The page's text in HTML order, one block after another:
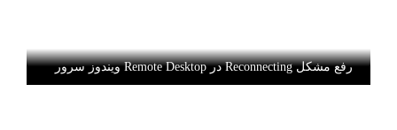
رفع مشکل Reconnecting در Remote Desktop ویندوز سرور